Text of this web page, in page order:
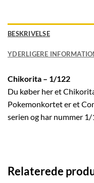
BESKRIVELSE
YDERLIGERE
Chikorita – 1/122
Du køber her et
Pokemonkortet er et
serien og har nummer 1/
Relaterede